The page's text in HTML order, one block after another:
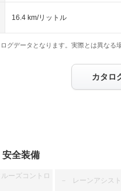
16.4 km/リットル
グデータとなります。実際とは異なる
カタロ
安全装備
ーズコントロ
－ レーンアシスト